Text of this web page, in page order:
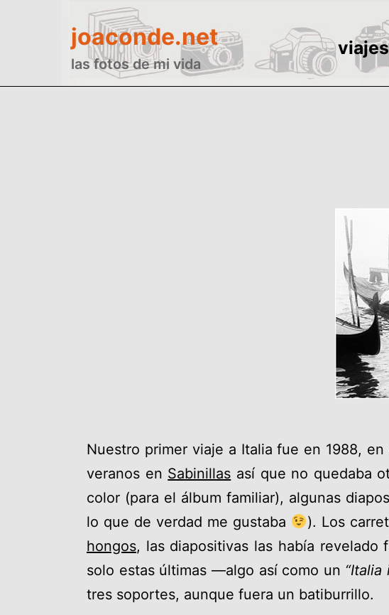
joaconde.net
las fotos de mi vida
viajes
Nuestro primer viaje a Italia fue en 1988,
veranos en Sabinillas así que no quedaba
color (para el álbum familiar), algunas
lo que de verdad me gustaba
). Los
hongos, las diapositivas las había
solo estas últimas —algo así como un “Italia
tres soportes, aunque fuera un batiburrillo.